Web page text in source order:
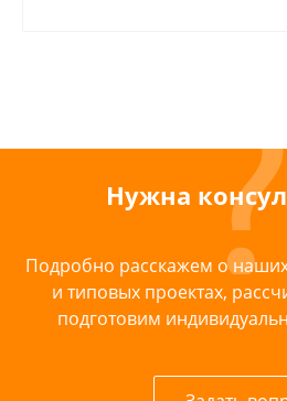
Нужна
Подробно расскажем о наших
и типовых проектах,
подготовим